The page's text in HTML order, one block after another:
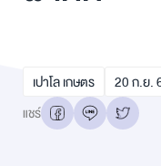
เปาโล เกษตร 20ก.ย.
แชร์